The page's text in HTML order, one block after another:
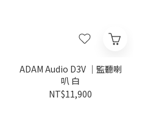
ADAM Audio D3V ｜監聽喇
叭 白
NT$11,900